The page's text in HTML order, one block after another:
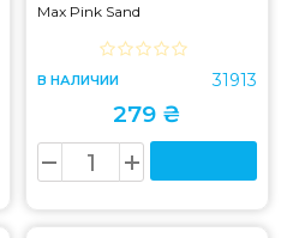
Max Pink Sand
В НАЛИЧИИ 31913
279 ₴